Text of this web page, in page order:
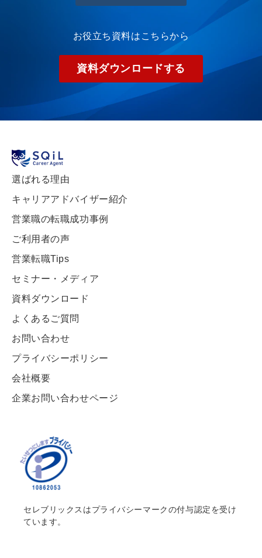
お役立ち資料はこちらから
資料ダウンロードする
選ばれる理由
キャリアアドバイザー紹介
営業職の転職成功事例
ご利用者の声
営業転職Tips
セミナー・メディア
資料ダウンロード
よくあるご質問
お問い合わせ
プライバシーポリシー
会社概要
企業お問い合わせページ
セレブリックスはプライバシーマークの付与認定を受け
ています。